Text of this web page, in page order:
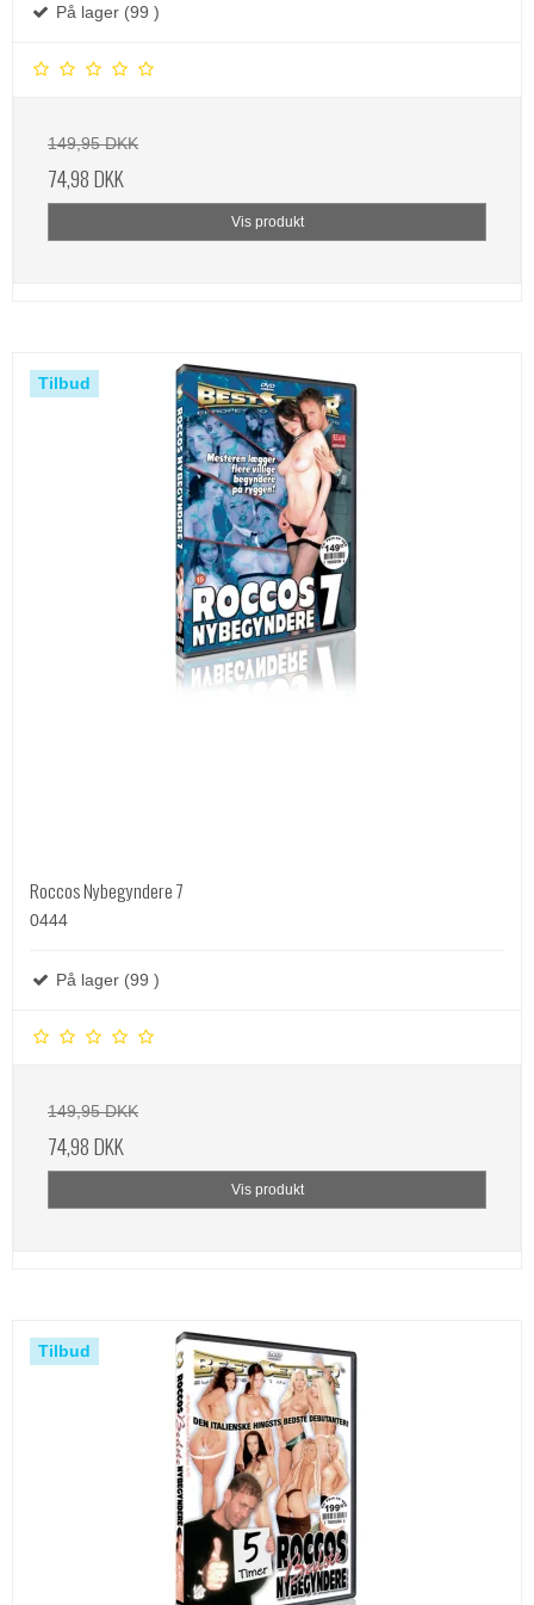
På lager (99 )
149,95 DKK
74,98 DKK
Vis produkt
Tilbud
Roccos Nybegyndere 7
0444
På lager (99 )
149,95 DKK
74,98 DKK
Vis produkt
Tilbud